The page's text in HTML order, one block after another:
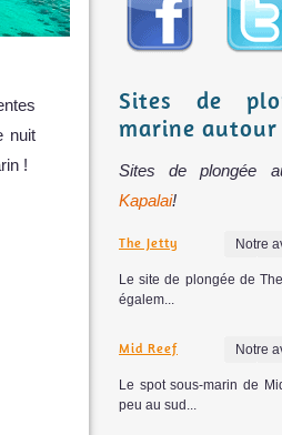
nuit
!
Sites de
marine autour
Sites de plongée
Kapalai!
Notre
The Jetty
Le site de plongée de
égalem...
Notre
Mid Reef
Le spot sous-marin de
peu au sud...